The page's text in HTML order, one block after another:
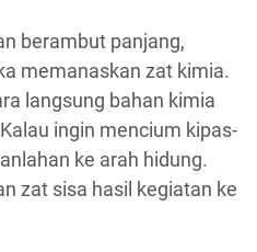
berambut panjang,
memanaskan zat kimia.
langsung bahan kimia
ingin mencium kipas-
ke arah hidung.
zat sisa hasil kegiatan ke